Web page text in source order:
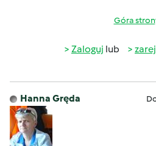
Góra
Zaloguj lub
Hanna Gręda